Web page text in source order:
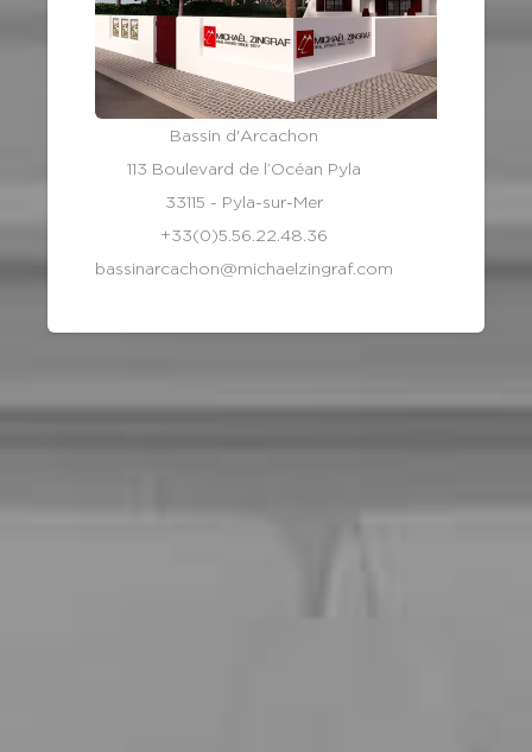
Bassin d'Arcachon
113 Boulevard de l’Océan Pyla
33115 - Pyla-sur-Mer
+33(0)5.56.22.48.36
bassinarcachon@michaelzingraf.com